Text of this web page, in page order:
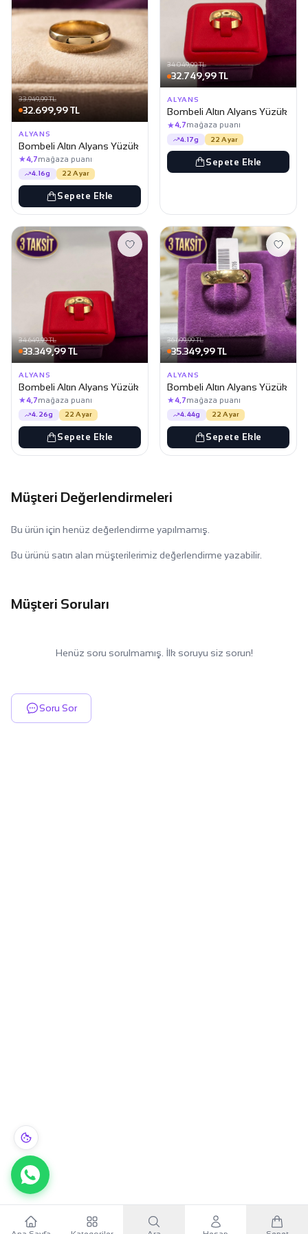
33.949,99 TL
32.699,99 TL
ALYANS
Bombeli Altın Alyans Yüzük
★4,7mağaza puanı
4.16g 22 Ayar
Sepete Ekle
34.049,99 TL
32.749,99 TL
ALYANS
Bombeli Altın Alyans Yüzük
★4,7mağaza puanı
4.17g 22 Ayar
Sepete Ekle
34.649,99 TL
33.349,99 TL
ALYANS
Bombeli Altın Alyans Yüzük
★4,7mağaza puanı
4.26g 22 Ayar
Sepete Ekle
36.699,99 TL
35.349,99 TL
ALYANS
Bombeli Altın Alyans Yüzük
★4,7mağaza puanı
4.44g 22 Ayar
Sepete Ekle
Müşteri Değerlendirmeleri
Bu ürün için henüz değerlendirme yapılmamış.
Bu ürünü satın alan müşterilerimiz değerlendirme yazabilir.
Müşteri Soruları
Henüz soru sorulmamış. İlk soruyu siz sorun!
Soru Sor